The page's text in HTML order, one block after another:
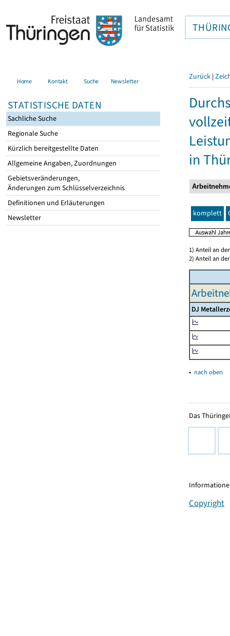
Home Kontakt Suche Newsletter
STATISTISCHE DATEN
Sachliche Suche
Regionale Suche
Kürzlich bereitgestellte Daten
Allgemeine Angaben, Zuordnungen
Gebietsveränderungen,
Änderungen zum Schlüsselverzeichnis
Definitionen und Erläuterungen
Newsletter
Zurück |
in
komplett
1) Anteil an
2) Anteil an
DJ
▴ nach oben
Das
Copyright